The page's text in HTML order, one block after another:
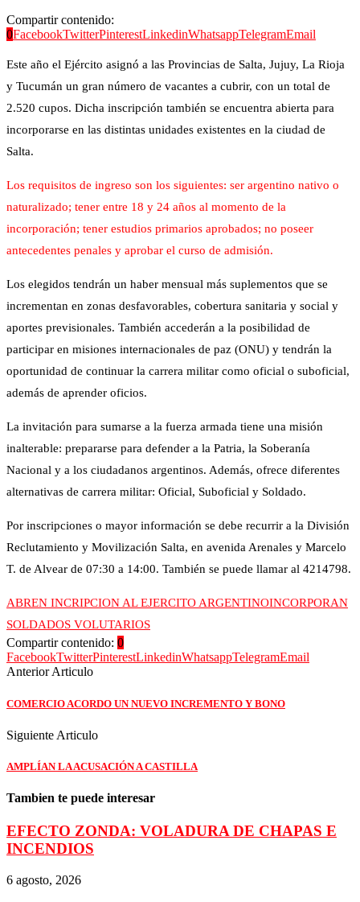
Compartir contenido:
0FacebookTwitterPinterestLinkedinWhatsappTelegramEmail
Este año el Ejército asignó a las Provincias de Salta, Jujuy, La Rioja
y Tucumán un gran número de vacantes a cubrir, con un total de
2.520 cupos. Dicha inscripción también se encuentra abierta para
incorporarse en las distintas unidades existentes en la ciudad de
Salta.
Los requisitos de ingreso son los siguientes: ser argentino nativo o
naturalizado; tener entre 18 y 24 años al momento de la
incorporación; tener estudios primarios aprobados; no poseer
antecedentes penales y aprobar el curso de admisión.
Los elegidos tendrán un haber mensual más suplementos que se
incrementan en zonas desfavorables, cobertura sanitaria y social y
aportes previsionales. También accederán a la posibilidad de
participar en misiones internacionales de paz (ONU) y tendrán la
oportunidad de continuar la carrera militar como oficial o suboficial,
además de aprender oficios.
La invitación para sumarse a la fuerza armada tiene una misión
inalterable: prepararse para defender a la Patria, la Soberanía
Nacional y a los ciudadanos argentinos. Además, ofrece diferentes
alternativas de carrera militar: Oficial, Suboficial y Soldado.
Por inscripciones o mayor información se debe recurrir a la División
Reclutamiento y Movilización Salta, en avenida Arenales y Marcelo
T. de Alvear de 07:30 a 14:00. También se puede llamar al 4214798.
ABREN INCRIPCION AL EJERCITO ARGENTINOINCORPORAN
SOLDADOS VOLUTARIOS
Compartir contenido: 0
FacebookTwitterPinterestLinkedinWhatsappTelegramEmail
Anterior Articulo
COMERCIO ACORDO UN NUEVO INCREMENTO Y BONO
Siguiente Articulo
AMPLÍAN LA ACUSACIÓN A CASTILLA
Tambien te puede interesar
EFECTO ZONDA: VOLADURA DE CHAPAS E
INCENDIOS
6 agosto, 2026